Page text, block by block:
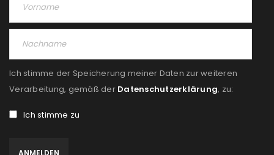
Ich stimme der Speicherung meiner Daten zur weiteren
Verarbeitung, gemäß der Datenschutzerklärung, zu:
Ich stimme zu